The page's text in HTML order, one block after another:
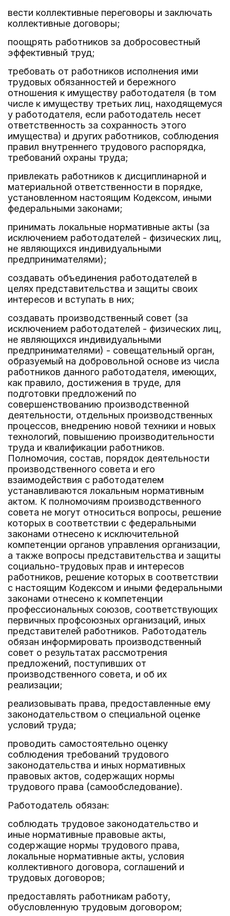
вести коллективные переговоры и заключать
коллективные договоры;
поощрять работников за добросовестный
эффективный труд;
требовать от работников исполнения ими
трудовых обязанностей и бережного
отношения к имуществу работодателя (в том
числе к имуществу третьих лиц, находящемуся
у работодателя, если работодатель несет
ответственность за сохранность этого
имущества) и других работников, соблюдения
правил внутреннего трудового распорядка,
требований охраны труда;
привлекать работников к дисциплинарной и
материальной ответственности в порядке,
установленном настоящим Кодексом, иными
федеральными законами;
принимать локальные нормативные акты (за
исключением работодателей - физических лиц,
не являющихся индивидуальными
предпринимателями);
создавать объединения работодателей в
целях представительства и защиты своих
интересов и вступать в них;
создавать производственный совет (за
исключением работодателей - физических лиц,
не являющихся индивидуальными
предпринимателями) - совещательный орган,
образуемый на добровольной основе из числа
работников данного работодателя, имеющих,
как правило, достижения в труде, для
подготовки предложений по
совершенствованию производственной
деятельности, отдельных производственных
процессов, внедрению новой техники и новых
технологий, повышению производительности
труда и квалификации работников.
Полномочия, состав, порядок деятельности
производственного совета и его
взаимодействия с работодателем
устанавливаются локальным нормативным
актом. К полномочиям производственного
совета не могут относиться вопросы, решение
которых в соответствии с федеральными
законами отнесено к исключительной
компетенции органов управления организации,
а также вопросы представительства и защиты
социально-трудовых прав и интересов
работников, решение которых в соответствии
с настоящим Кодексом и иными федеральными
законами отнесено к компетенции
профессиональных союзов, соответствующих
первичных профсоюзных организаций, иных
представителей работников. Работодатель
обязан информировать производственный
совет о результатах рассмотрения
предложений, поступивших от
производственного совета, и об их
реализации;
реализовывать права, предоставленные ему
законодательством о специальной оценке
условий труда;
проводить самостоятельно оценку
соблюдения требований трудового
законодательства и иных нормативных
правовых актов, содержащих нормы
трудового права (самообследование).
Работодатель обязан:
соблюдать трудовое законодательство и
иные нормативные правовые акты,
содержащие нормы трудового права,
локальные нормативные акты, условия
коллективного договора, соглашений и
трудовых договоров;
предоставлять работникам работу,
обусловленную трудовым договором;